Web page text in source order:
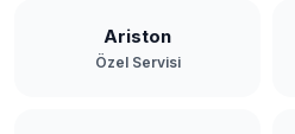
Ariston
Özel Servisi